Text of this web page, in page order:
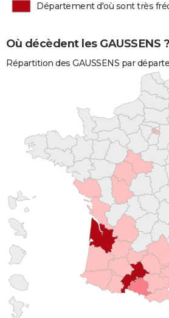
Département d'où sont très
Où décèdent les GAUSSENS ?
Répartition des GAUSSENS par